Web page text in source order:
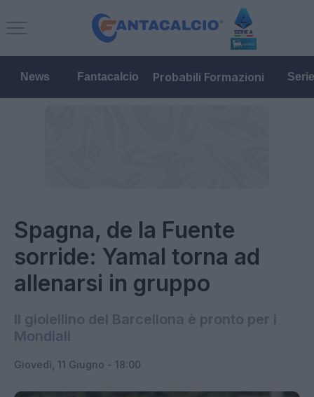
News Fantacalcio Probabili Formazioni
Spagna, de la Fuente
sorride: Yamal torna ad
allenarsi in gruppo
Il gioiellino del Barcellona è pronto per i
Mondiali
Giovedì, 11 Giugno - 18:00